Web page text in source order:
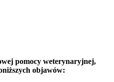
pomocy weterynaryjnej,
objawów: